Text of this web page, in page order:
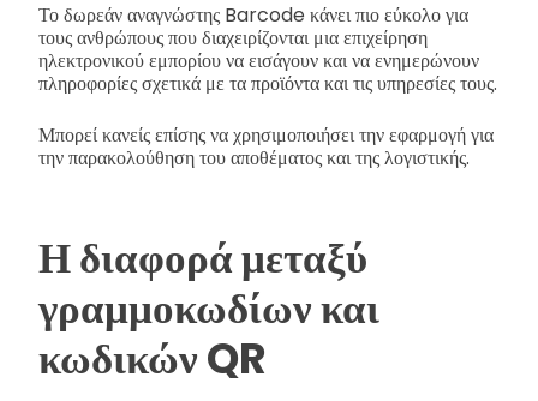
Το δωρεάν αναγνώστης Barcode κάνει πιο εύκολο για
τους ανθρώπους που διαχειρίζονται μια επιχείρηση
ηλεκτρονικού εμπορίου να εισάγουν και να ενημερώνουν
πληροφορίες σχετικά με τα προϊόντα και τις υπηρεσίες τους.
Μπορεί κανείς επίσης να χρησιμοποιήσει την εφαρμογή για
την παρακολούθηση του αποθέματος και της λογιστικής.
Η διαφορά μεταξύ
γραμμοκωδίων και
κωδικών QR